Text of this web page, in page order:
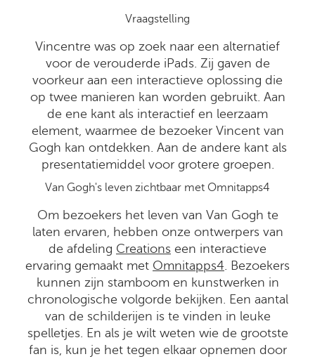
Vraagstelling
Vincentre was op zoek naar een alternatief
voor de verouderde iPads. Zij gaven de
voorkeur aan een interactieve oplossing die
op twee manieren kan worden gebruikt. Aan
de ene kant als interactief en leerzaam
element, waarmee de bezoeker Vincent van
Gogh kan ontdekken. Aan de andere kant als
presentatiemiddel voor grotere groepen.
Van Gogh's leven zichtbaar met Omnitapps4
Om bezoekers het leven van Van Gogh te
laten ervaren, hebben onze ontwerpers van
de afdeling Creations een interactieve
ervaring gemaakt met Omnitapps4. Bezoekers
kunnen zijn stamboom en kunstwerken in
chronologische volgorde bekijken. Een aantal
van de schilderijen is te vinden in leuke
spelletjes. En als je wilt weten wie de grootste
fan is, kun je het tegen elkaar opnemen door